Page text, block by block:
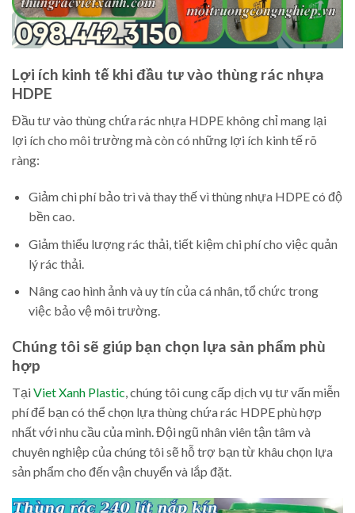
Lợi ích kinh tế khi đầu tư vào thùng rác nhựa
HDPE
Đầu tư vào thùng chứa rác nhựa HDPE không chỉ mang lại
lợi ích cho môi trường mà còn có những lợi ích kinh tế rõ
ràng:
Giảm chi phí bảo trì và thay thế vì thùng nhựa HDPE có độ
bền cao.
Giảm thiểu lượng rác thải, tiết kiệm chi phí cho việc quản
lý rác thải.
Nâng cao hình ảnh và uy tín của cá nhân, tổ chức trong
việc bảo vệ môi trường.
Chúng tôi sẽ giúp bạn chọn lựa sản phẩm phù
hợp
TạiViet Xanh Plastic, chúng tôi cung cấp dịch vụ tư vấn miễn
phí để bạn có thể chọn lựa thùng chứa rác HDPE phù hợp
nhất với nhu cầu của mình. Đội ngũ nhân viên tận tâm và
chuyên nghiệp của chúng tôi sẽ hỗ trợ bạn từ khâu chọn lựa
sản phẩm cho đến vận chuyển và lắp đặt.